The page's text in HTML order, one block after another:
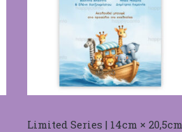
Limited Series | 14cm × 20,5cm